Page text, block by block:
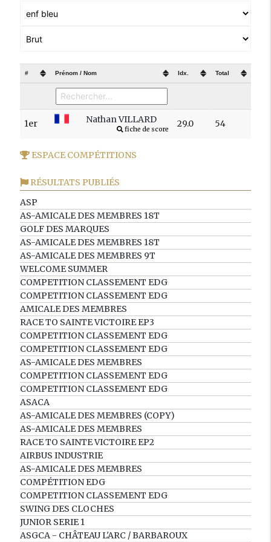
# Prénom / Nom Idx. Total
1er Nathan VILLARD
fiche de score
29.0 54
ESPACE COMPÉTITIONS
RÉSULTATS PUBLIÉS
ASP
AS-AMICALE DES MEMBRES 18T
GOLF DES MARQUES
AS-AMICALE DES MEMBRES 18T
AS-AMICALE DES MEMBRES 9T
WELCOME SUMMER
COMPETITION CLASSEMENT EDG
COMPETITION CLASSEMENT EDG
AMICALE DES MEMBRES
RACE TO SAINTE VICTOIRE EP3
COMPETITION CLASSEMENT EDG
COMPETITION CLASSEMENT EDG
AS-AMICALE DES MEMBRES
COMPETITION CLASSEMENT EDG
COMPETITION CLASSEMENT EDG
ASACA
AS-AMICALE DES MEMBRES (COPY)
AS-AMICALE DES MEMBRES
RACE TO SAINTE VICTOIRE EP2
AIRBUS INDUSTRIE
AS-AMICALE DES MEMBRES
COMPÉTITION EDG
COMPETITION CLASSEMENT EDG
SWING DES CLOCHES
JUNIOR SERIE 1
ASGCA - CHÂTEAU L'ARC / BARBAROUX